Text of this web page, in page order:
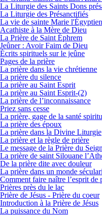
La Liturgie des Saints Dons
La Liturgie des Présanctifiés
La vie de sainte Marie
Acathiste à la Mère de Dieu
La Prière de Saint Éphrem
Jeûner : Avoir Faim de Dieu
Écrits spirituels sur le jeûne
Pages de la prière
La prière dans la vie chrétienne
La prière du silence
La prière au Saint Esprit
La prière au Saint Esprit-(2)
La prière de l’inconnaissance
Priez sans cesse
La prière, gage de la santé
La prière des époux
La prière dans la Divine Liturgie
La prière et la règle de prière
Le message de la Prière du
La prière de saint Silouane
De la prière dite avec douleur
La prière dans un monde
Comment faire naître l’esprit de
Prières près du le lac
Prière de Jésus - Prière du coeur
Introduction à la Prière de Jésus
La puissance du Nom